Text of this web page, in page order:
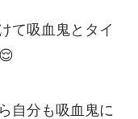
て吸血鬼とタイ
自分も吸血鬼に